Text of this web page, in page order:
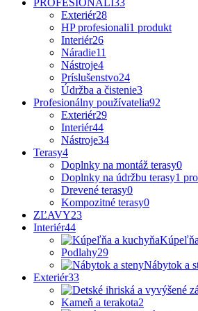
Exteriér28
HP profesionali1 produkt
Interiér26
Náradie11
Nástroje4
Príslušenstvo24
Údržba a čistenie3
Profesionálny používatelia92
Exteriér29
Interiér44
Nástroje34
Terasy4
Doplnky na montáž terasy0
Doplnky na údržbu terasy1
Drevené terasy0
Kompozitné terasy0
ZĽAVY23
Interiér44
Podlahy29
Nábytok a
Exteriér33
Kameň a terakota2